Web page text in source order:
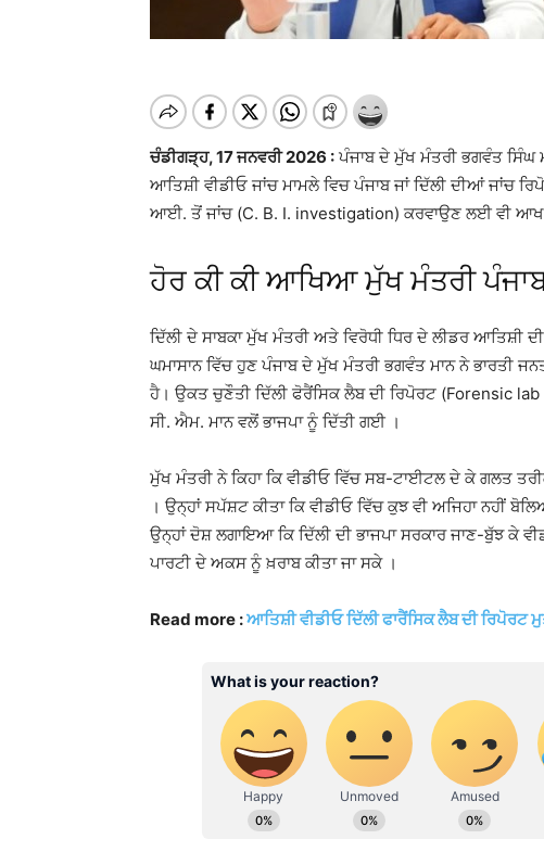
ਚੰਡੀਗੜ੍ਹ, 17 ਜਨਵਰੀ 2026 : ਪੰਜਾਬ ਦੇ ਮੁੱਖ ਮੰਤਰੀ ਭਗਵੰਤ ਸਿੰਘ
ਆਤਿਸ਼ੀ ਵੀਡੀਓ ਜਾਂਚ ਮਾਮਲੇ ਵਿਚ ਪੰਜਾਬ ਜਾਂ ਦਿੱਲੀ ਦੀਆਂ ਜਾਂਚ
ਆਈ. ਤੋਂ ਜਾਂਚ (C. B. I. investigation) ਕਰਵਾਉਣ ਲਈ ਵੀ ਆਖ
ਹੋਰ ਕੀ ਕੀ ਆਖਿਆ ਮੁੱਖ ਮੰਤਰੀ
ਦਿੱਲੀ ਦੇ ਸਾਬਕਾ ਮੁੱਖ ਮੰਤਰੀ ਅਤੇ ਵਿਰੋਧੀ ਧਿਰ ਦੇ ਲੀਡਰ ਆਤਿਸ਼ੀ
ਘਮਾਸਾਨ ਵਿੱਚ ਹੁਣ ਪੰਜਾਬ ਦੇ ਮੁੱਖ ਮੰਤਰੀ ਭਗਵੰਤ ਮਾਨ ਨੇ ਭਾਰਤੀ
ਹੈ। ਉਕਤ ਚੁਣੌਤੀ ਦਿੱਲੀ ਫੋਰੈਂਸਿਕ ਲੈਬ ਦੀ ਰਿਪੋਰਟ (Forensic
ਸੀ. ਐਮ. ਮਾਨ ਵਲੋਂ ਭਾਜਪਾ ਨੂੰ ਦਿੱਤੀ ਗਈ ।
ਮੁੱਖ ਮੰਤਰੀ ਨੇ ਕਿਹਾ ਕਿ ਵੀਡੀਓ ਵਿੱਚ ਸਬ-ਟਾਈਟਲ ਦੇ ਕੇ ਗਲਤ
। ਉਨ੍ਹਾਂ ਸਪੱਸ਼ਟ ਕੀਤਾ ਕਿ ਵੀਡੀਓ ਵਿੱਚ ਕੁਝ ਵੀ ਅਜਿਹਾ ਨਹੀਂ
ਉਨ੍ਹਾਂ ਦੋਸ਼ ਲਗਾਇਆ ਕਿ ਦਿੱਲੀ ਦੀ ਭਾਜਪਾ ਸਰਕਾਰ ਜਾਣ-ਬੁੱਝ
ਪਾਰਟੀ ਦੇ ਅਕਸ ਨੂੰ ਖ਼ਰਾਬ ਕੀਤਾ ਜਾ ਸਕੇ ।
Read more :ਆਤਿਸ਼ੀ ਵੀਡੀਓ ਦਿੱਲੀ ਫਾਰੈਂਸਿਕ ਲੈਬ ਦੀ ਰਿਪੋਰਟ